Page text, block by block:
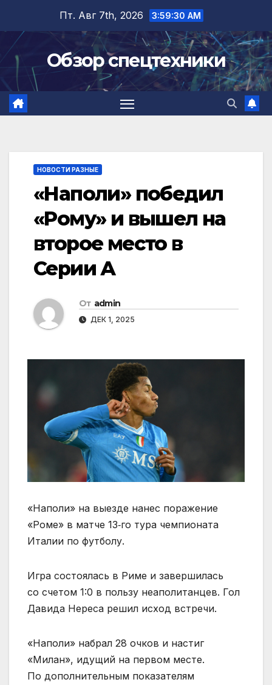
содержимому
Пт. Авг 7th, 2026 3:59:31 AM
Обзор спецтехники
НОВОСТИ РАЗНЫЕ
«Наполи» победил
«Рому» и вышел на
второе место в
Серии А
От admin
ДЕК 1, 2025
«Наполи» на выезде нанес поражение
«Роме» в матче 13‑го тура чемпионата
Италии по футболу.
Игра состоялась в Риме и завершилась
со счетом 1:0 в пользу неаполитанцев. Гол
Давида Нереса решил исход встречи.
«Наполи» набрал 28 очков и настиг
«Милан», идущий на первом месте.
По дополнительным показателям